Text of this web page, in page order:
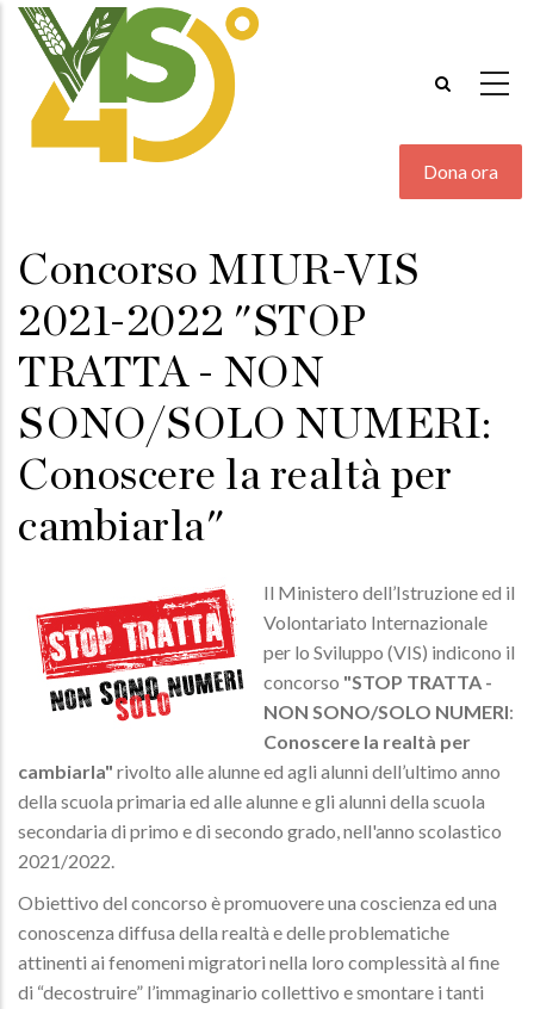
Salta
contenuto
principale
Dona ora
Concorso MIUR-VIS
2021-2022 "STOP
TRATTA - NON
SONO/SOLO NUMERI:
Conoscere la realtà per
cambiarla"
Il Ministero dell’Istruzione ed il
Volontariato Internazionale
per lo Sviluppo (VIS) indicono il
concorso "STOP TRATTA -
NON SONO/SOLO NUMERI:
Conoscere la realtà per
cambiarla" rivolto alle alunne ed agli alunni dell’ultimo anno
della scuola primaria ed alle alunne e gli alunni della scuola
secondaria di primo e di secondo grado, nell'anno scolastico
2021/2022.
Obiettivo del concorso è promuovere una coscienza ed una
conoscenza diffusa della realtà e delle problematiche
attinenti ai fenomeni migratori nella loro complessità al fine
di “decostruire” l’immaginario collettivo e smontare i tanti